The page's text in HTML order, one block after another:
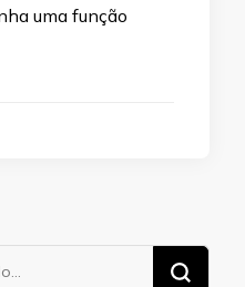
uma função